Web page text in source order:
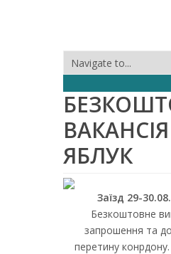
ВАКАНСІЯ
ЯБЛУК
Заїзд 29-
Безкоштовне
запрошення та
перетину